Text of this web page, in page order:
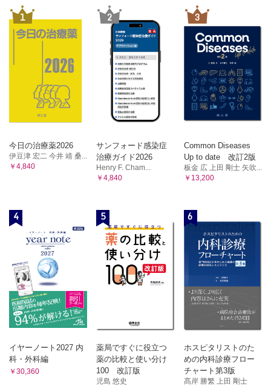
1
今日の治療薬2026
伊豆津 宏二 今井 靖 桑...
￥4,840
2
サンフォード感染症
治療ガイド2026
Henry F. Cham...
￥4,840
3
Common Diseases
Up to date 改訂2版
板金 広 上田 剛士 矢吹...
￥13,200
4
イヤーノート2027 内
科・外科編
￥30,360
5
薬局ですぐに役立つ
薬の比較と使い分け
100 改訂版
児島 悠史
6
ホスピタリストのた
めの内科診療フロー
チャート第3版
髙岸 勝繁 上田 剛士